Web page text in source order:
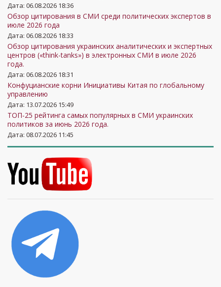
Дата: 06.08.2026 18:36
Обзор цитирования в СМИ среди политических экспертов в
июле 2026 года
Дата: 06.08.2026 18:33
Обзор цитирования украинских аналитических и экспертных
центров («think-tanks») в электронных СМИ в июле 2026
года.
Дата: 06.08.2026 18:31
Конфуцианские корни Инициативы Китая по глобальному
управлению
Дата: 13.07.2026 15:49
ТОП-25 рейтинга самых популярных в СМИ украинских
политиков за июнь 2026 года.
Дата: 08.07.2026 11:45